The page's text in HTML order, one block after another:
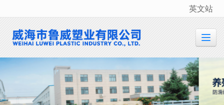
很遗憾，因您的浏览器版本过低导致无法获得最佳浏览体验，推荐下载安装谷歌浏览器！
英文站